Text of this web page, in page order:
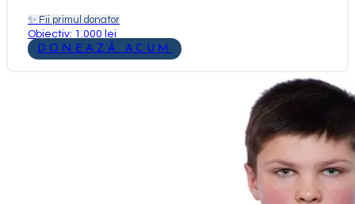
✨ Fii primul donator
Obiectiv: 1.000 lei
DONEAZĂ ACUM